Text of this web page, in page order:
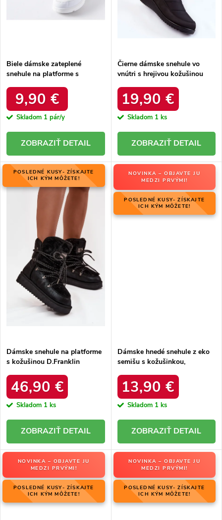
Biele dámske zateplené
snehule na platforme s
WHITE
9,90 €
Skladom 1 pár/y
DETAIL
Čierne dámske snehule vo
vnútri s hrejivou kožušinou
BLACK
19,90 €
Skladom 1 ks
DETAIL
POSLEDNÉ KUSY- ZÍSKAJTE
ICH KÝM MÔŽETE!
Dámske snehule na platforme
s kožušinou D.Franklin
46,90 €
Skladom 1 ks
DETAIL
NOVINKA – OBJAVTE JU
MEDZI PRVÝMI!
POSLEDNÉ KUSY- ZÍSKAJTE
ICH KÝM MÔŽETE!
Dámske hnedé snehule z eko
semišu s kožušinkou,
LEOPARD
13,90 €
Skladom 1 ks
DETAIL
NOVINKA – OBJAVTE JU
MEDZI PRVÝMI!
POSLEDNÉ KUSY- ZÍSKAJTE
ICH KÝM MÔŽETE!
NOVINKA – OBJAVTE JU
MEDZI PRVÝMI!
POSLEDNÉ KUSY- ZÍSKAJTE
ICH KÝM MÔŽETE!